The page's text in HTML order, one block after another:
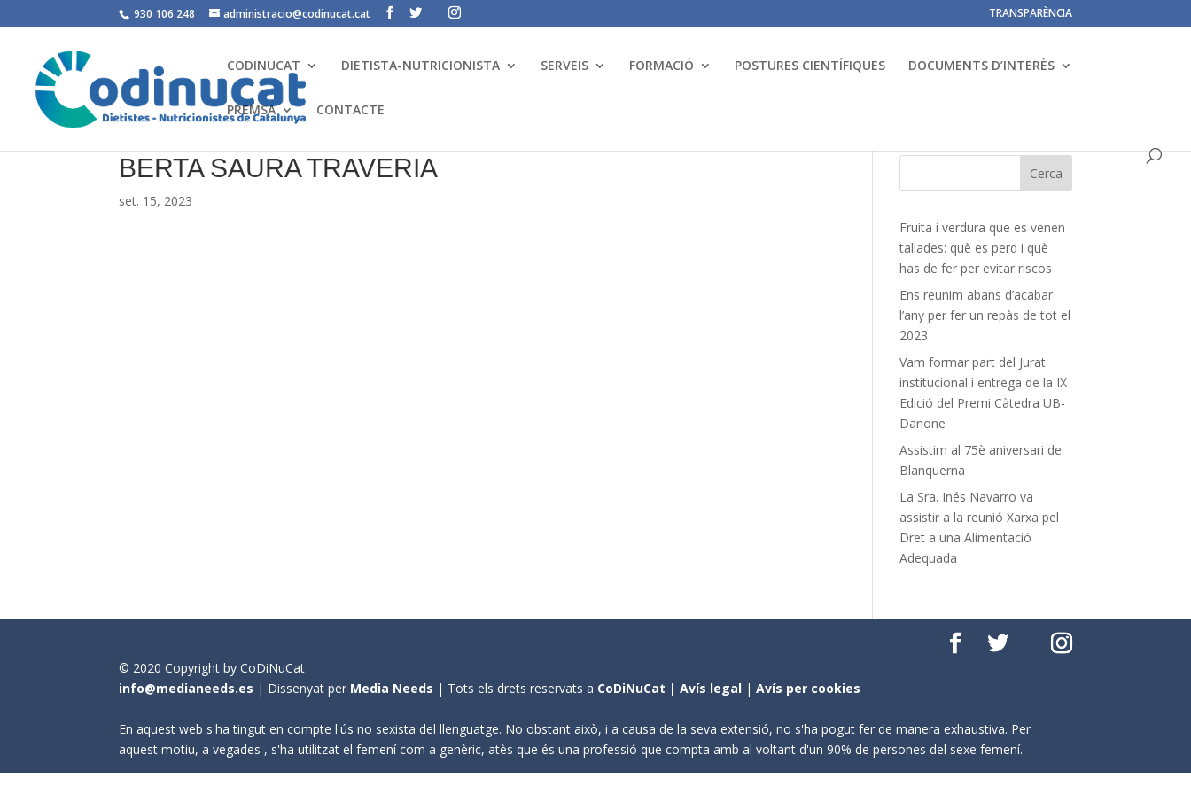
930 106 248 administracio@codinucat.cat TRANSPARÈNCIA
CODINUCAT DIETISTA-NUTRICIONISTA SERVEIS FORMACIÓ POSTURES CIENTÍFIQUES DOCUMENTS D’INTERÈS
PREMSA CONTACTE
BERTA SAURA TRAVERIA
set. 15, 2023
Fruita i verdura que es venen
tallades: què es perd i què
has de fer per evitar riscos
Ens reunim abans d’acabar
l’any per fer un repàs de tot el
2023
Vam formar part del Jurat
institucional i entrega de la IX
Edició del Premi Càtedra UB-
Danone
Assistim al 75è aniversari de
Blanquerna
La Sra. Inés Navarro va
assistir a la reunió Xarxa pel
Dret a una Alimentació
Adequada
© 2020 Copyright by CoDiNuCat
info@medianeeds.es | Dissenyat per Media Needs | Tots els drets reservats a CoDiNuCat |Avís legal |Avís per cookies
En aquest web s'ha tingut en compte l'ús no sexista del llenguatge. No obstant això, i a causa de la seva extensió, no s'ha pogut fer de manera exhaustiva. Per
aquest motiu, a vegades , s'ha utilitzat el femení com a genèric, atès que és una professió que compta amb al voltant d'un 90% de persones del sexe femení.